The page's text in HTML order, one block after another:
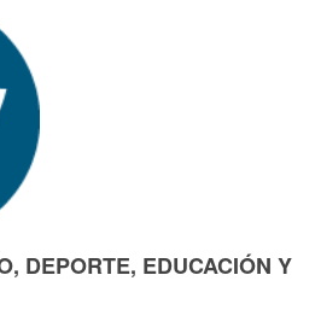
DEPORTE, EDUCACIÓN Y